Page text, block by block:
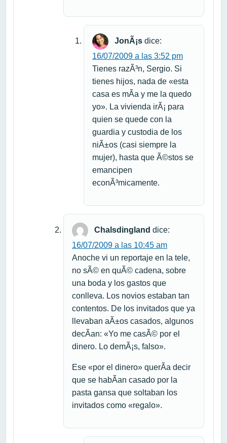
JonÃ¡s dice:
16/07/2009 a las 3:52 pm
Tienes razÃ³n, Sergio. Si
tienes hijos, nada de «esta
casa es mÃ­a y me la quedo
yo». La vivienda irÃ¡ para
quien se quede con la
guardia y custodia de los
niÃ±os (casi siempre la
mujer), hasta que Ã©stos se
emancipen
econÃ³micamente.
Chalsdingland dice:
16/07/2009 a las 10:45 am
Anoche vi un reportaje en la tele,
no sÃ© en quÃ© cadena, sobre
una boda y los gastos que
conlleva. Los novios estaban tan
contentos. De los invitados que ya
llevaban aÃ±os casados, algunos
decÃ­an: «Yo me casÃ© por el
dinero. Lo demÃ¡s, falso».
Ese «por el dinero» querÃ­a decir
que se habÃ­an casado por la
pasta gansa que soltaban los
invitados como «regalo».